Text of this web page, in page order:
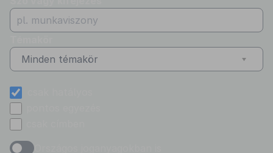
Minden témakör